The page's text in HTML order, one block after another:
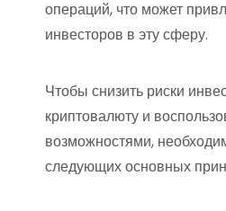
операций, что может
инвесторов в эту сферу.
Чтобы снизить риски
криптовалюту и
возможностями,
следующих основных